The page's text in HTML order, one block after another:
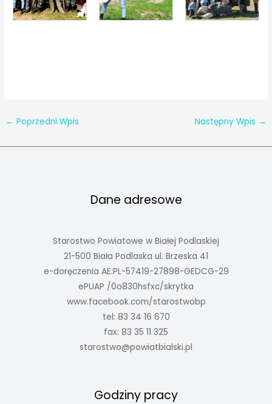
← Poprzedni Wpis Następny Wpis →
Dane adresowe
Starostwo Powiatowe w Białej Podlaskiej
21-500 Biała Podlaska ul. Brzeska 41
e-doręczenia AE:PL-57419-27898-GEDCG-29
ePUAP /0o830hsfxc/skrytka
www.facebook.com/starostwobp
tel: 83 34 16 670
fax: 83 35 11 325
starostwo@powiatbialski.pl
Godziny pracy